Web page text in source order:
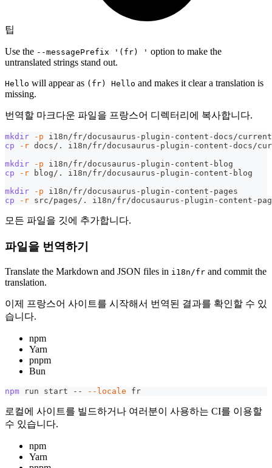
팁
Use the --messagePrefix '(fr) ' option to make the
untranslated strings stand out.
Hello will appear as (fr) Hello and makes it clear a translation is
missing.
번역할 마크다운 파일을 프랑스어 디렉터리에 복사합니다.
mkdir -p i18n/fr/docusaurus-plugin-content-docs/current
cp
-r docs/. i18n/fr/docusaurus-plugin-content-docs/
mkdir
-p i18n/fr/docusaurus-plugin-content-blog
cp
-r blog/. i18n/fr/docusaurus-plugin-content-blog
mkdir
-p i18n/fr/docusaurus-plugin-content-pages
cp
-r src/pages/. i18n/fr/docusaurus-plugin-content-
모든 파일을 깃에 추가합니다.
파일을 번역하기
Translate the Markdown and JSON files in i18n/fr and commit the
translation.
이제 프랑스어 사이트를 시작해서 번역된 결과를 확인할 수 있
습니다.
npm
Yarn
pnpm
Bun
npm run start -- --locale fr
로컬에 사이트를 빌드하거나 여러분이 사용하는 CI를 이용할
수 있습니다.
npm
Yarn